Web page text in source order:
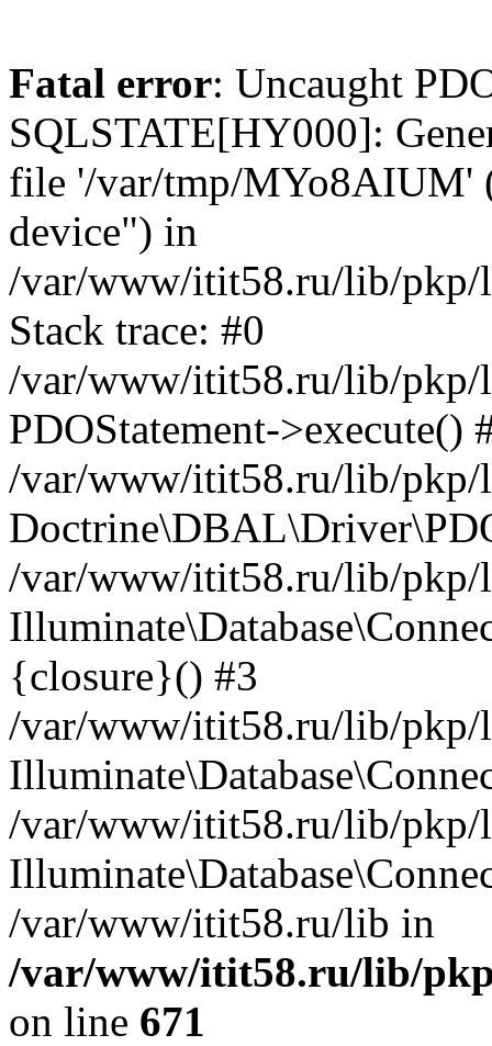
Fatal error: Uncaught
SQLSTATE[HY000]:
file '/var/tmp/MYo8AIUM'
device") in
/var/www/itit58.ru/lib/pkp/
Stack trace: #0
/var/www/itit58.ru/lib/pkp/
PDOStatement->execute()
/var/www/itit58.ru/lib/pkp/
/var/www/itit58.ru/lib/pkp/
{closure}() #3
/var/www/itit58.ru/lib/pkp/
/var/www/itit58.ru/lib/pkp/
/var/www/itit58.ru/lib in
/var/www/itit58.ru/lib/
on line 671